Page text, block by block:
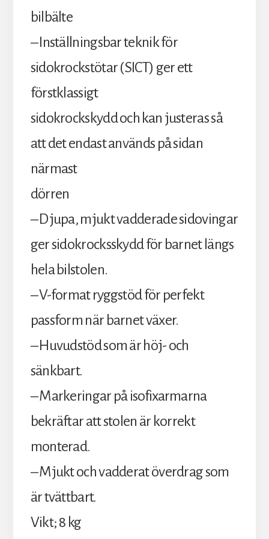
bilbälte
– Inställningsbar teknik för
sidokrockstötar (SICT) ger ett
förstklassigt
sidokrockskydd och kan justeras så
att det endast används på sidan
närmast
dörren
– Djupa, mjukt vadderade sidovingar
ger sidokrocksskydd för barnet längs
hela bilstolen.
– V-format ryggstöd för perfekt
passform när barnet växer.
– Huvudstöd som är höj- och
sänkbart.
– Markeringar på isofixarmarna
bekräftar att stolen är korrekt
monterad.
– Mjukt och vadderat överdrag som
är tvättbart.
Vikt; 8 kg